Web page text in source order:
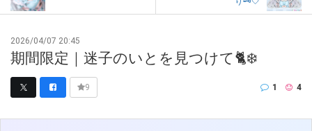
2026/04/07 20:45
期間限定｜迷子のいとを見つけて🐈❄️
9 1 4